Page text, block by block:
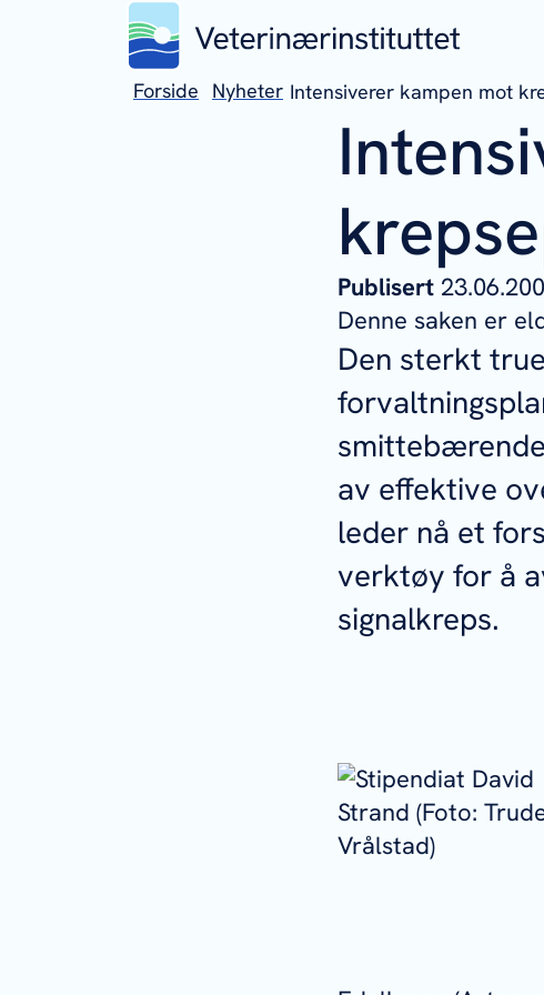
Forside Nyheter Intensiverer kampen mot
Publisert
Denne saken er
Den sterkt
av effektive
leder nå et
verktøy for å
signalkreps.